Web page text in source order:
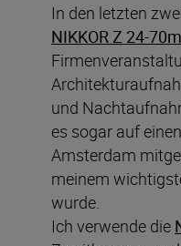
In den letzten
NIKKOR Z 24-
und
es sogar auf
Amsterdam
meinem
wurde.
Ich verwende die